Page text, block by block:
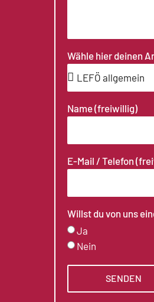
Wähle hier deinen
Name (freiwillig)
E-Mail / Telefon
Willst du von uns
Ja
Nein
SENDEN